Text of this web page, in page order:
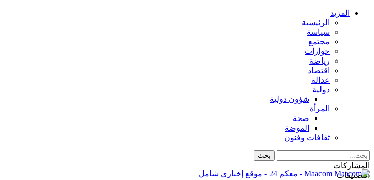
المزيد
الرئيسية
سياسة
مجتمع
حوارات
رياضة
اقتصاد
عدالة
دولية
شؤون دولية
المرأة
صحة
الموضة
ثقافات وفنون
المشاركات
التصنيفات Maacom - معكم 24 - موقع إخباري شامل